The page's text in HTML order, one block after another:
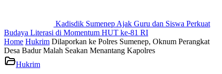
Kadisdik Sumenep Ajak Guru dan Siswa Perkuat
Budaya Literasi di Momentum HUT ke-81 RI
Home Hukrim Dilaporkan ke Polres Sumenep, Oknum Perangkat
Desa Badur Malah Seakan Menantang Kapolres
Hukrim